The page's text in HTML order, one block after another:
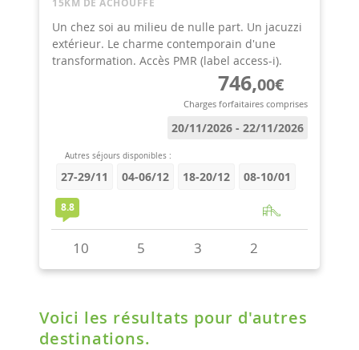
Voici les résultats pour d'autres
destinations.